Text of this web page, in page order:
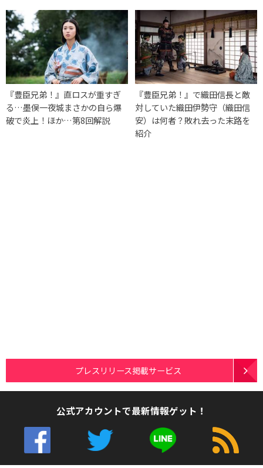
『豊臣兄弟！』直ロスが重すぎ
る…墨俣一夜城まさかの自ら爆
破で炎上！ほか…第8回解説
『豊臣兄弟！』で織田信長と敵
対していた織田伊勢守（織田信
安）は何者？敗れ去った末路を
紹介
プレスリリース掲載サービス
公式アカウントで最新情報ゲット！